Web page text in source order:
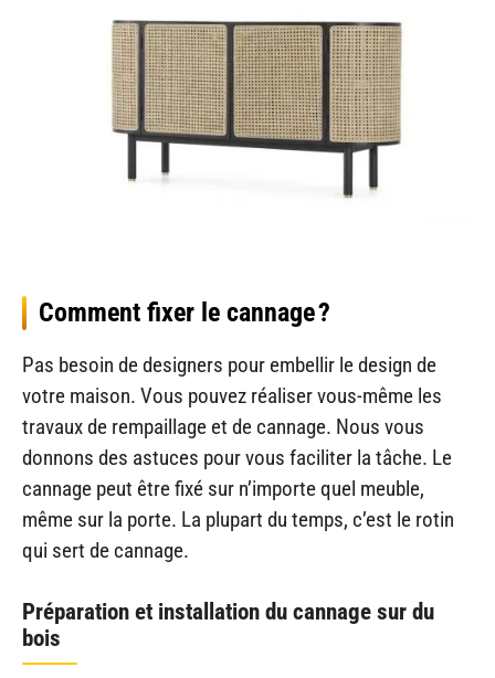
Comment fixer le cannage ?
Pas besoin de designers pour embellir le design de
votre maison. Vous pouvez réaliser vous-même les
travaux de rempaillage et de cannage. Nous vous
donnons des astuces pour vous faciliter la tâche. Le
cannage peut être fixé sur n’importe quel meuble,
même sur la porte. La plupart du temps, c’est le rotin
qui sert de cannage.
Préparation et installation du cannage sur du
bois